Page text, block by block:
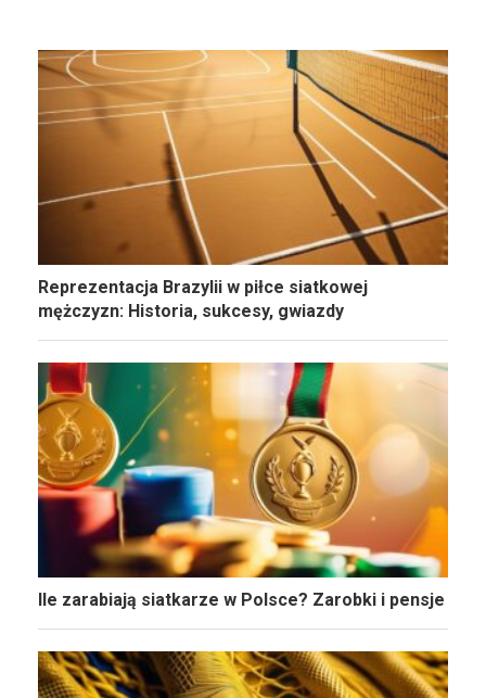
Reprezentacja Brazylii w piłce siatkowej
mężczyzn: Historia, sukcesy, gwiazdy
Ile zarabiają siatkarze w Polsce? Zarobki i pensje